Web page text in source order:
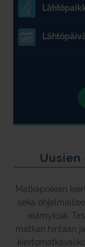
Matkapoikien
sekä
elämyksiä.
matkan hintaan